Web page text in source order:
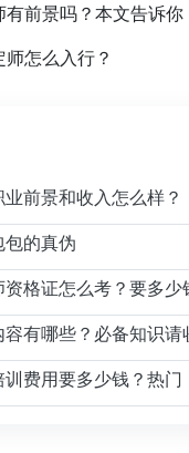
有前景吗？本文告诉你
怎么入行？
前景和收入怎么样？
的真伪
格证怎么考？要多少
有哪些？必备知识请
费用要多少钱？热门